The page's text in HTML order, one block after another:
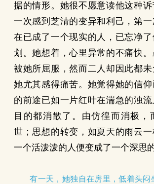
据的情形。她很不愿意读他这种
一次感到芝淸的变异和利己，第
在已成了一个现实的人，已忘净
划。她想着，心里异常的不痛快
被她所屈服，然而二人却因此都未
她尤其感得痛苦。她覚得她的信
的前途已如一片红叶在湍急的浊
目的都消散了。由仿徨而消极，
世；思想的转变，如夏天的雨云
一个活泼泼的人便变成了一个深思
有一天，她独自在房里，低着头闷